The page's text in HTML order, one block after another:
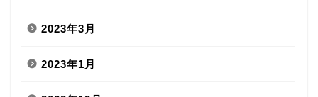
2023年3月
2023年1月